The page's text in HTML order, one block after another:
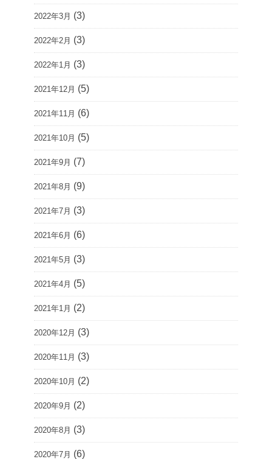
2022年3月 (3)
2022年2月 (3)
2022年1月 (3)
2021年12月 (5)
2021年11月 (6)
2021年10月 (5)
2021年9月 (7)
2021年8月 (9)
2021年7月 (3)
2021年6月 (6)
2021年5月 (3)
2021年4月 (5)
2021年1月 (2)
2020年12月 (3)
2020年11月 (3)
2020年10月 (2)
2020年9月 (2)
2020年8月 (3)
2020年7月 (6)